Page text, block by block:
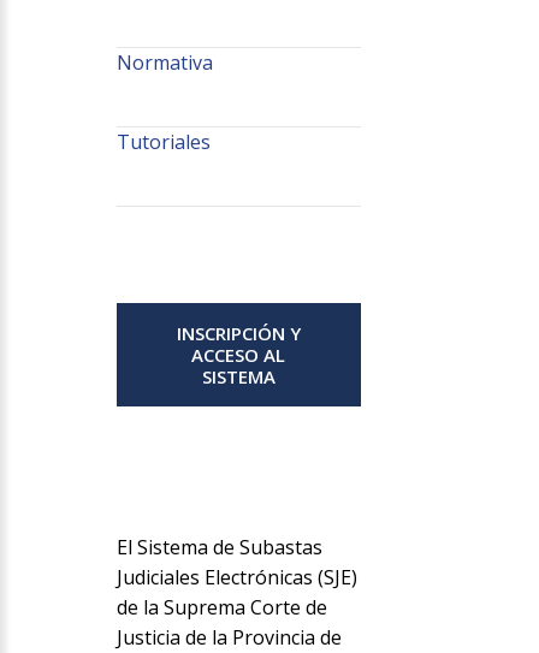
Normativa
Tutoriales
INSCRIPCIÓN Y
ACCESO AL
SISTEMA
El Sistema de Subastas
Judiciales Electrónicas (SJE)
de la Suprema Corte de
Justicia de la Provincia de